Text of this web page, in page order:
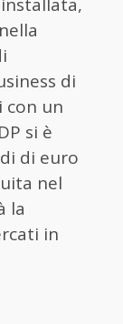
di
con un
si è
di euro
nel
la
in